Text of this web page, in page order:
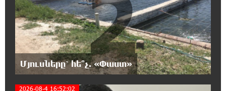
18:26:59 7-08-2026
Վեհափառ Հայրապետի շուրջ խայտառակ
զարգացումների, Գյուղացիներին
վերաբերող առաջնային հարցերի մասին՝
գյուղտեխնիկայից մինչև անվճար երթուղի. Անդրանիկ
Գևորգյան
Մյուսները՝ հե՞չ. «Փաստ»
2
2026-08-4 16:52:02